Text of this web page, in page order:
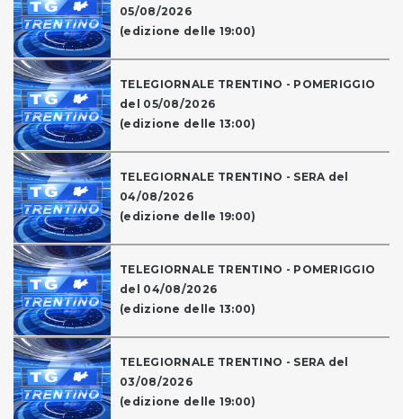
05/08/2026
(edizione delle 19:00)
TELEGIORNALE TRENTINO - POMERIGGIO
del 05/08/2026
(edizione delle 13:00)
TELEGIORNALE TRENTINO - SERA del
04/08/2026
(edizione delle 19:00)
TELEGIORNALE TRENTINO - POMERIGGIO
del 04/08/2026
(edizione delle 13:00)
TELEGIORNALE TRENTINO - SERA del
03/08/2026
(edizione delle 19:00)